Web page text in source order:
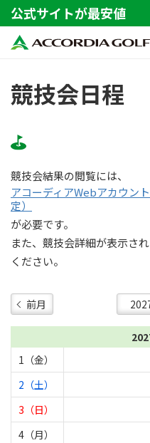
公式サイトが最安値
競技会日程
競技会結果の閲覧には、
アコーディアWebアカウン
定）
が必要です。
また、競技会詳細が表示さ
ください。
前月
1（金）
2（土）
3（日）
4（月）